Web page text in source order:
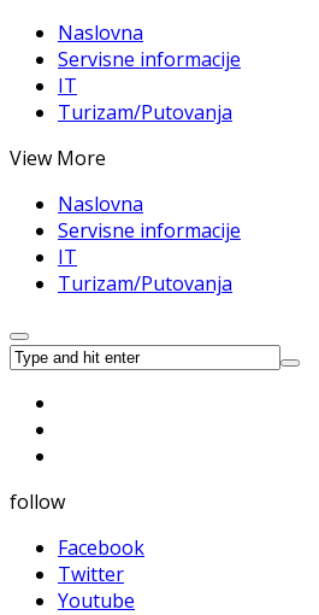
Naslovna
Servisne informacije
IT
Turizam/Putovanja
View More
Naslovna
Servisne informacije
IT
Turizam/Putovanja
follow
Facebook
Twitter
Youtube